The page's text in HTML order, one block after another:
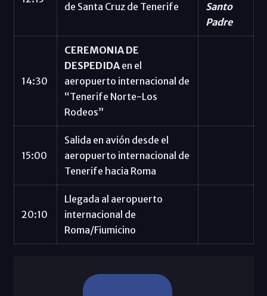
de Santa Cruz de Tenerife
Santo
Padre
14:30
CEREMONIA DE
DESPEDIDA en el
aeropuerto internacional de
“Tenerife Norte-Los
Rodeos”
15:00
Salida en avión desde el
aeropuerto internacional de
Tenerife hacia Roma
20:10
Llegada al aeropuerto
internacional de
Roma/Fiumicino